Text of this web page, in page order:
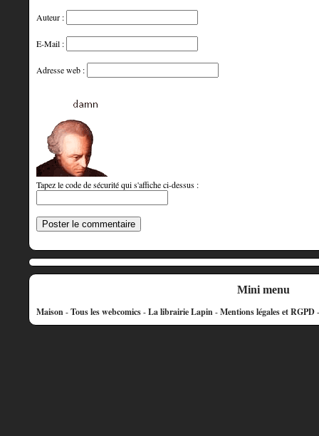
Auteur :
E-Mail :
Adresse web :
Tapez le code de sécurité qui s'affiche ci-dessus :
Mini menu
Maison-Tous les webcomics-La librairie Lapin-Mentions légales et RGPD